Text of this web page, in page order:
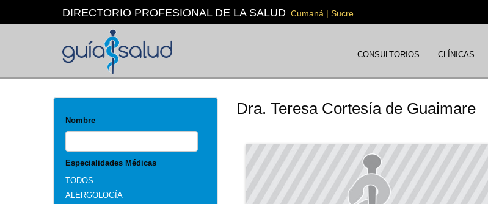
DIRECTORIO PROFESIONAL DE LA SALUD Cumaná | Sucre
CONSULTORIOS CLÍNICAS
Nombre
Especialidades Médicas
TODOS
ALERGOLOGÍA
Dra. Teresa Cortesía de Guaimare